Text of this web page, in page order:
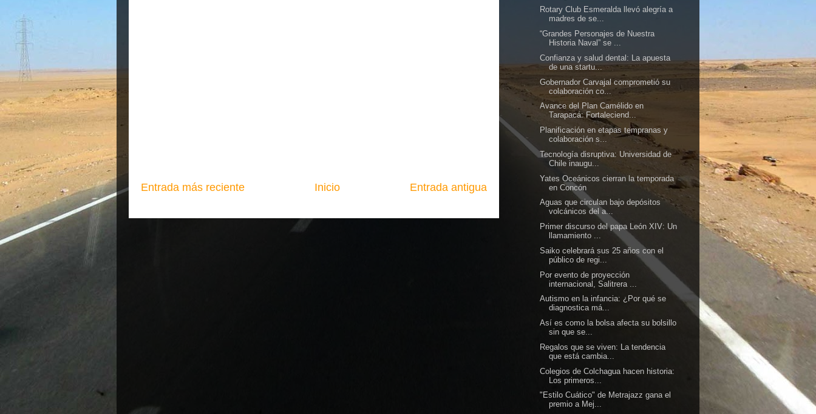
Entrada más reciente Entrada antigua
Inicio
Rotary Club Esmeralda llevó alegría a
madres de se...
“Grandes Personajes de Nuestra
Historia Naval” se ...
Confianza y salud dental: La apuesta
de una startu...
Gobernador Carvajal comprometió su
colaboración co...
Avance del Plan Camélido en
Tarapacá: Fortaleciend...
Planificación en etapas tempranas y
colaboración s...
Tecnología disruptiva: Universidad de
Chile inaugu...
Yates Oceánicos cierran la temporada
en Concón
Aguas que circulan bajo depósitos
volcánicos del a...
Primer discurso del papa León XIV: Un
llamamiento ...
Saiko celebrará sus 25 años con el
público de regi...
Por evento de proyección
internacional, Salitrera ...
Autismo en la infancia: ¿Por qué se
diagnostica má...
Así es como la bolsa afecta su bolsillo
sin que se...
Regalos que se viven: La tendencia
que está cambia...
Colegios de Colchagua hacen historia:
Los primeros...
"Estilo Cuático" de Metrajazz gana el
premio a Mej...